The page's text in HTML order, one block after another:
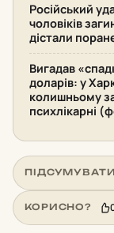
Російський
чоловіків
дістали
Вигадав
доларів: у
колишньому
психлікарні
КОРИСНО?